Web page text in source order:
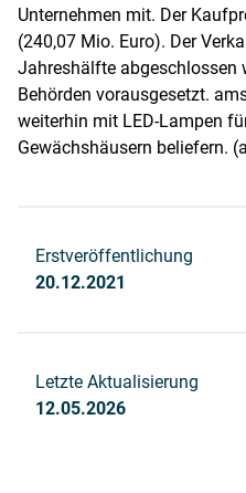
Unternehmen mit. Der
(240,07 Mio. Euro). Der
Jahreshälfte abgeschlossen
Behörden vorausgesetzt.
weiterhin mit LED-Lampen
Gewächshäusern beliefern.
Erstveröffentlichung
20.12.2021
Letzte Aktualisierung
12.05.2026